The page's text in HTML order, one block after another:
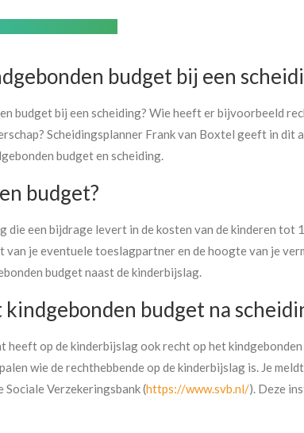
budget bij een
budget bij een scheiding? Wie heeft er bijvoorbeeld
Scheidingsplanner Frank van Boxtel geeft in dit
budget en scheiding.
budget?
die een bijdrage levert in de kosten van de kinderen tot
van je eventuele toeslagpartner en de hoogte van je
budget naast de kinderbijslag.
budget na
heeft op de kinderbijslag ook recht op het kindgebonden
wie de rechthebbende op de kinderbijslag is. Je
Sociale Verzekeringsbank (https://www.svb.nl/). Deze